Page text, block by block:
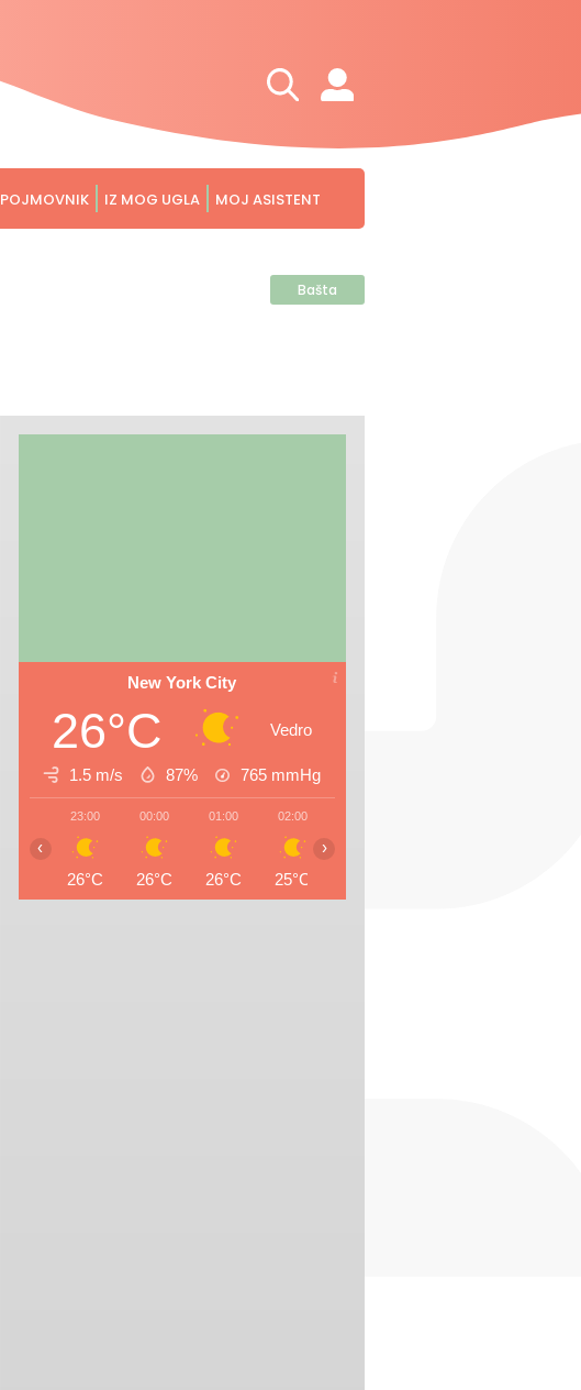
POJMOVNIK IZ MOG UGLA MOJ ASISTENT
Bašta
New York City
26°C Vedro
1.5 m/s 87% 765 mmHg
23:00
26°C
00:00
26°C
01:00
26°C
02:00
25°C
‹ ›